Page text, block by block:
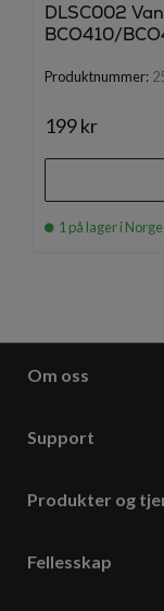
DLSC002
BCO410/
Produktnummer:
199 kr
1 på lager i Norge
Om oss
Support
Produkter og
Fellesskap